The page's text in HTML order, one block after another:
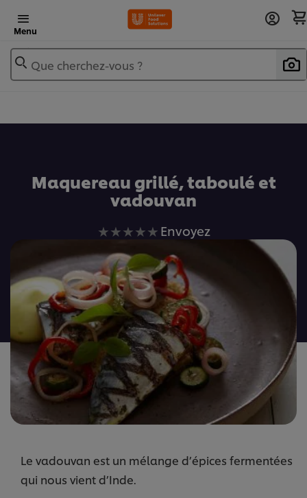
Menu
Que cherchez-vous ?
Maquereau grillé, taboulé et
vadouvan
Aucune
soumise
pour
ce
recipe
Envoyez
Le vadouvan est un mélange d’épices fermentées
qui nous vient d’Inde.